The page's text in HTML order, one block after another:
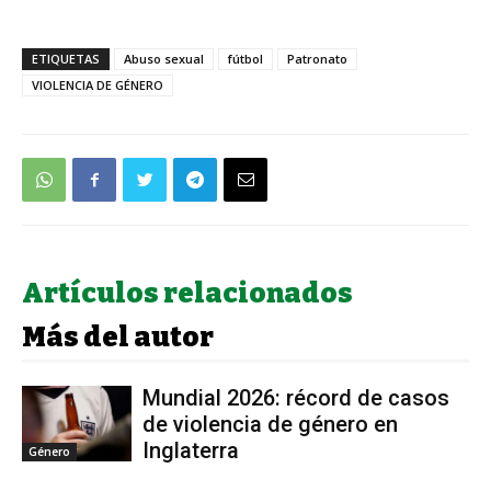
ETIQUETAS Abuso sexual fútbol
Patronato
VIOLENCIA DE GÉNERO
Artículos relacionados
Más del autor
Género
Mundial 2026: récord de casos
de violencia de género en
Inglaterra